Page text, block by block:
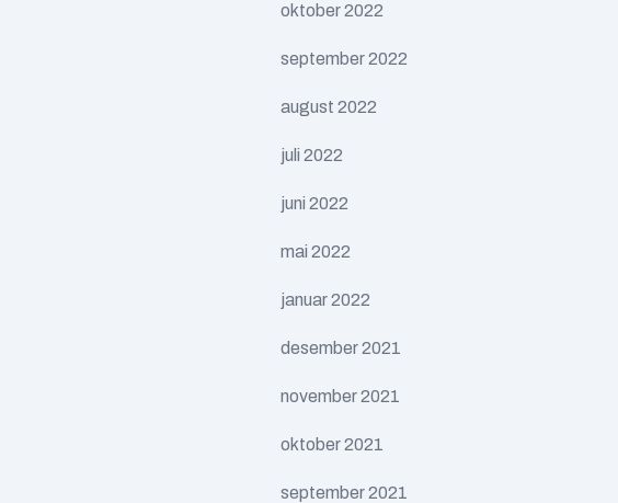
oktober 2022
september 2022
august 2022
juli 2022
juni 2022
mai 2022
januar 2022
desember 2021
november 2021
oktober 2021
september 2021